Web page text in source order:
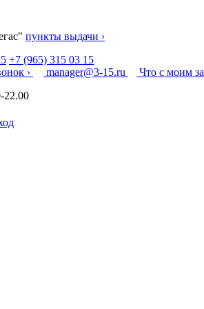
пункты выдачи ›
+7 (965) 315 03 15
›
manager@3-15.ru
Что с моим
22.00